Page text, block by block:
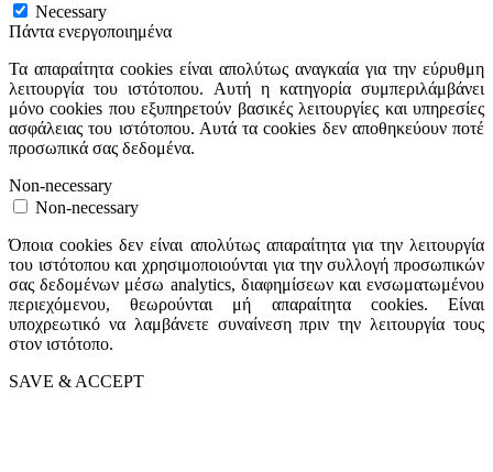
Necessary
Πάντα ενεργοποιημένα
Τα απαραίτητα cookies είναι απολύτως αναγκαία για την εύρυθμη
λειτουργία του ιστότοπου. Αυτή η κατηγορία συμπεριλάμβάνει
μόνο cookies που εξυπηρετούν βασικές λειτουργίες και υπηρεσίες
ασφάλειας του ιστότοπου. Αυτά τα cookies δεν αποθηκεύουν ποτέ
προσωπικά σας δεδομένα.
Non-necessary
Non-necessary
Όποια cookies δεν είναι απολύτως απαραίτητα για την λειτουργία
του ιστότοπου και χρησιμοποιούνται για την συλλογή προσωπικών
σας δεδομένων μέσω analytics, διαφημίσεων και ενσωματωμένου
περιεχόμενου, θεωρούνται μή απαραίτητα cookies. Είναι
υποχρεωτικό να λαμβάνετε συναίνεση πριν την λειτουργία τους
στον ιστότοπο.
SAVE & ACCEPT